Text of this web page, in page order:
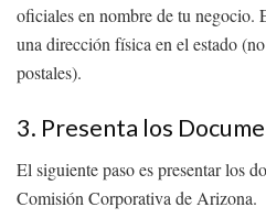
oficiales en nombre de tu negocio.
una dirección física en el estado
postales).
3. Presenta los
El siguiente paso es presentar los
Comisión Corporativa de Arizona.